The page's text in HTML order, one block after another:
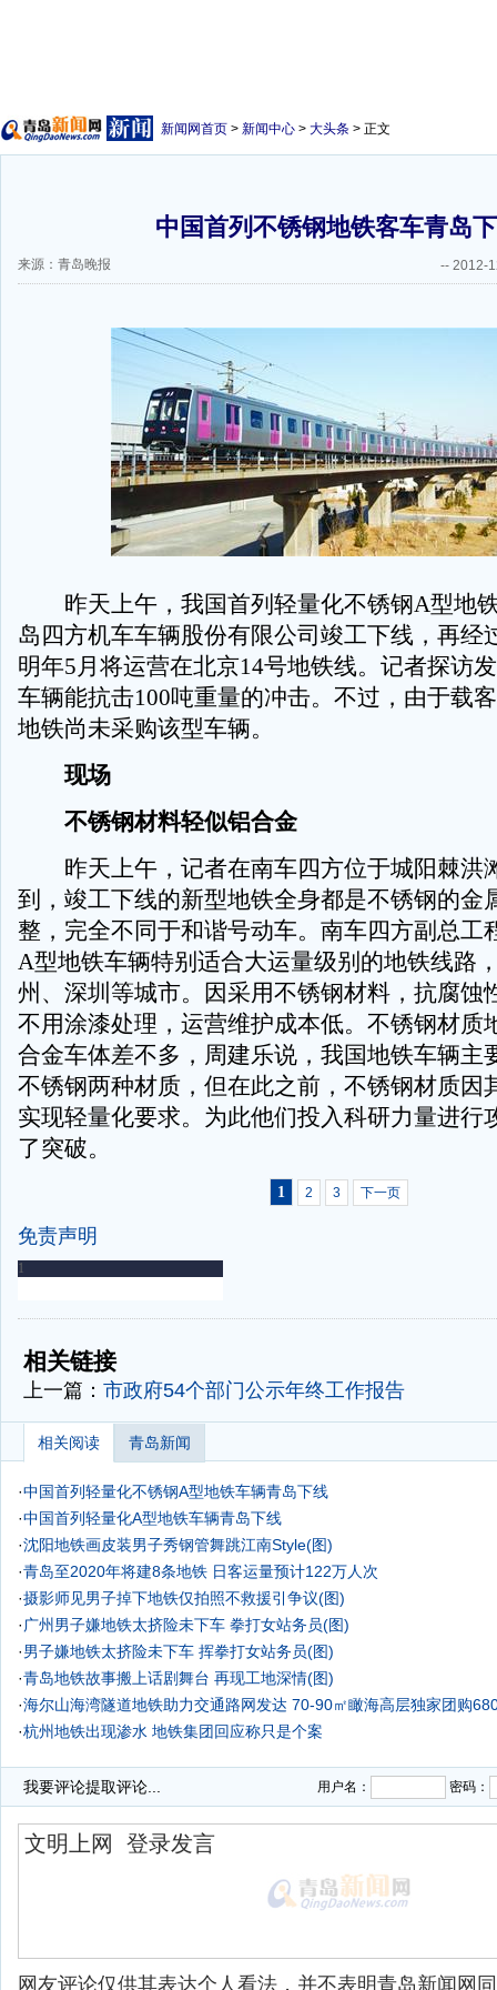
新闻网首页 > 新闻中心 > 大头条 > 正文
中国首列不锈钢地铁客车青岛
来源：青岛晚报 -- 2012-
昨天上午，我国首列轻量化不锈钢A型地
岛四方机车车辆股份有限公司竣工下线，再经
明年5月将运营在北京14号地铁线。记者探访
车辆能抗击100吨重量的冲击。不过，由于载
地铁尚未采购该型车辆。
现场
不锈钢材料轻似铝合金
昨天上午，记者在南车四方位于城阳棘洪
到，竣工下线的新型地铁全身都是不锈钢的金
整，完全不同于和谐号动车。南车四方副总工
A型地铁车辆特别适合大运量级别的地铁线路
州、深圳等城市。因采用不锈钢材料，抗腐蚀
不用涂漆处理，运营维护成本低。不锈钢材质
合金车体差不多，周建乐说，我国地铁车辆主
不锈钢两种材质，但在此之前，不锈钢材质因
实现轻量化要求。为此他们投入科研力量进行
了突破。
1 2 3 下一页
免责声明
-
相关链接
上一篇： 市政府54个部门公示年终工作报告
相关阅读 青岛新闻
·中国首列轻量化不锈钢A型地铁车辆青岛下线
·中国首列轻量化A型地铁车辆青岛下线
·沈阳地铁画皮装男子秀钢管舞跳江南Style(图)
·青岛至2020年将建8条地铁 日客运量预计122万人次
·摄影师见男子掉下地铁仅拍照不救援引争议(图)
· 广州男子嫌地铁太挤险未下车 拳打女站务员(图)
·男子嫌地铁太挤险未下车 挥拳打女站务员(图)
·青岛地铁故事搬上话剧舞台 再现工地深情(图)
·海尔山海湾隧道地铁助力交通路网发达 70-90㎡瞰海高层独家团购
·杭州地铁出现渗水 地铁集团回应称只是个案
我要评论提取评论... 用户名： 密码：
网友评论仅供其表达个人看法，并不表明青岛新闻网